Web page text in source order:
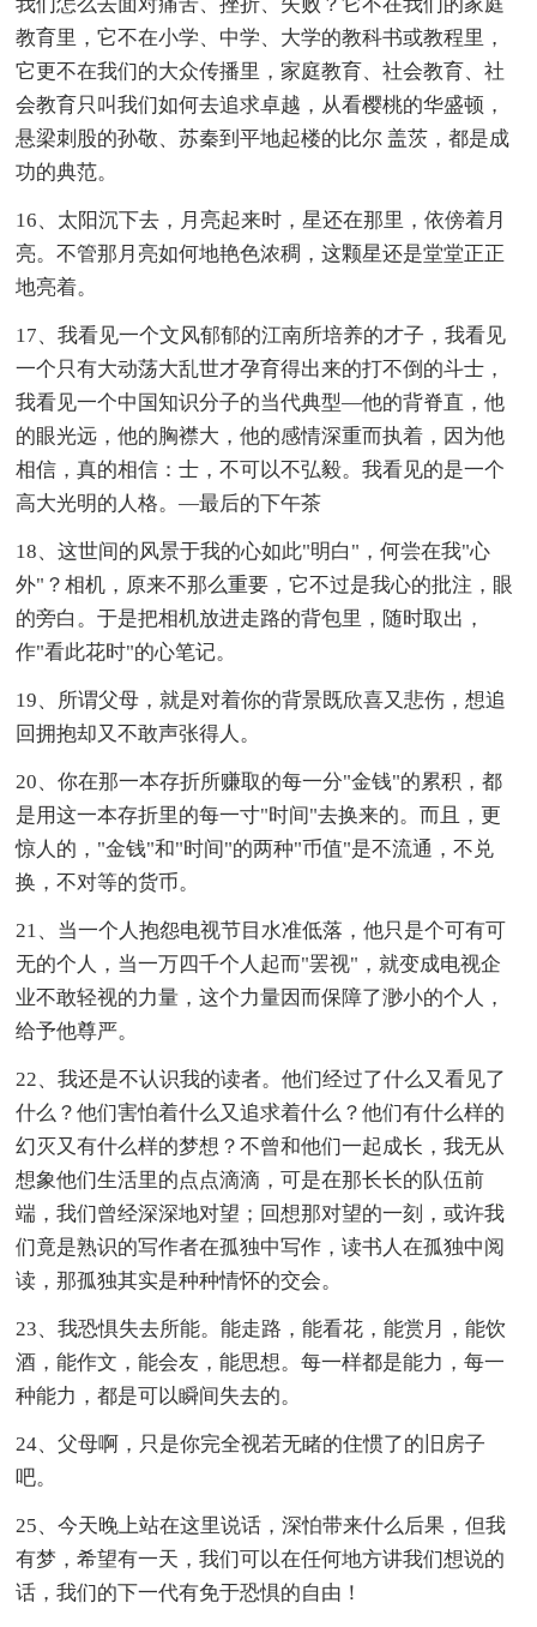
教育里，它不在小学、中学、大学的教科书或教程里，
它更不在我们的大众传播里，家庭教育、社会教育、社
会教育只叫我们如何去追求卓越，从看樱桃的华盛顿，
悬梁刺股的孙敬、苏秦到平地起楼的比尔 盖茨，都是成
功的典范。
16、太阳沉下去，月亮起来时，星还在那里，依傍着月
亮。不管那月亮如何地艳色浓稠，这颗星还是堂堂正正
地亮着。
17、我看见一个文风郁郁的江南所培养的才子，我看见
一个只有大动荡大乱世才孕育得出来的打不倒的斗士，
我看见一个中国知识分子的当代典型—他的背脊直，他
的眼光远，他的胸襟大，他的感情深重而执着，因为他
相信，真的相信：士，不可以不弘毅。我看见的是一个
高大光明的人格。—最后的下午茶
18、这世间的风景于我的心如此"明白"，何尝在我"心
外"？相机，原来不那么重要，它不过是我心的批注，眼
的旁白。于是把相机放进走路的背包里，随时取出，
作"看此花时"的心笔记。
19、所谓父母，就是对着你的背景既欣喜又悲伤，想追
回拥抱却又不敢声张得人。
20、你在那一本存折所赚取的每一分"金钱"的累积，都
是用这一本存折里的每一寸"时间"去换来的。而且，更
惊人的，"金钱"和"时间"的两种"币值"是不流通，不兑
换，不对等的货币。
21、当一个人抱怨电视节目水准低落，他只是个可有可
无的个人，当一万四千个人起而"罢视"，就变成电视企
业不敢轻视的力量，这个力量因而保障了渺小的个人，
给予他尊严。
22、我还是不认识我的读者。他们经过了什么又看见了
什么？他们害怕着什么又追求着什么？他们有什么样的
幻灭又有什么样的梦想？不曾和他们一起成长，我无从
想象他们生活里的点点滴滴，可是在那长长的队伍前
端，我们曾经深深地对望；回想那对望的一刻，或许我
们竟是熟识的写作者在孤独中写作，读书人在孤独中阅
读，那孤独其实是种种情怀的交会。
23、我恐惧失去所能。能走路，能看花，能赏月，能饮
酒，能作文，能会友，能思想。每一样都是能力，每一
种能力，都是可以瞬间失去的。
24、父母啊，只是你完全视若无睹的住惯了的旧房子
吧。
25、今天晚上站在这里说话，深怕带来什么后果，但我
有梦，希望有一天，我们可以在任何地方讲我们想说的
话，我们的下一代有免于恐惧的自由！